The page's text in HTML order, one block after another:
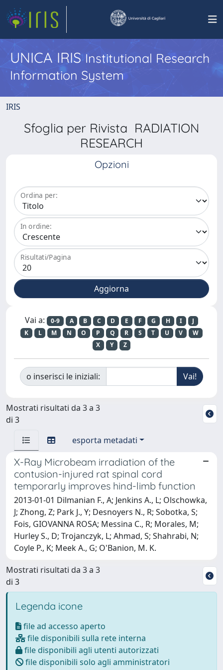
UNICA IRISInstitutional Research
Information System
IRIS
Sfoglia per Rivista RADIATION
RESEARCH
Opzioni
Ordina per:
In ordine:
Risultati/Pagina
Vai a: 0-9 A B C D E F G H I
J
K
L M N O P Q R S T U V
W
X
Y Z
o inserisci le iniziali:
Mostrati risultati da 3 a 3
di 3
esporta metadati
X-Ray Microbeam irradiation of the
contusion-injured rat spinal cord
temporarly improves hind-limb function
2013-01-01 Dilmanian F., A; Jenkins A., L; Olschowka,
J; Zhong, Z; Park J., Y; Desnoyers N., R; Sobotka, S;
Fois, GIOVANNA ROSA; Messina C., R; Morales, M;
Hurley S., D; Trojanczyk, L; Ahmad, S; Shahrabi, N;
Coyle P., K; Meek A., G; O'Banion, M. K.
Mostrati risultati da 3 a 3
di 3
Legenda icone
file ad accesso aperto
file disponibili sulla rete interna
file disponibili agli utenti autorizzati
file disponibili solo agli amministratori